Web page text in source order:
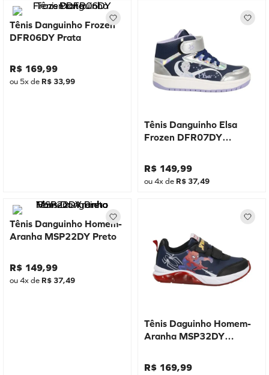
Tênis Danguinho Frozen
DFR06DY Prata
R$ 169,99
ou 5x de R$ 33,99
Tênis Danguinho Elsa
Frozen DFR07DY
R$ 149,99
ou4x de R$ 37,49
Tênis Danguinho Homem-
Aranha MSP22DY Preto
R$ 149,99
ou4x de R$ 37,49
Tênis Daguinho Homem-
Aranha MSP32DY
R$ 169,99